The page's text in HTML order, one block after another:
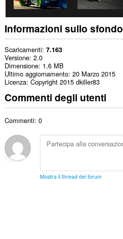
Informazioni sullo sfondo
Scaricamenti 7.163
Versione 2.0
Dimensione 1,6 MB
Ultimo aggiornamento 20 Marzo 2015
Licenza Copyright 2015 dkiller83
Commenti degli utenti
Commenti: 0
Mostra il thread dei forum